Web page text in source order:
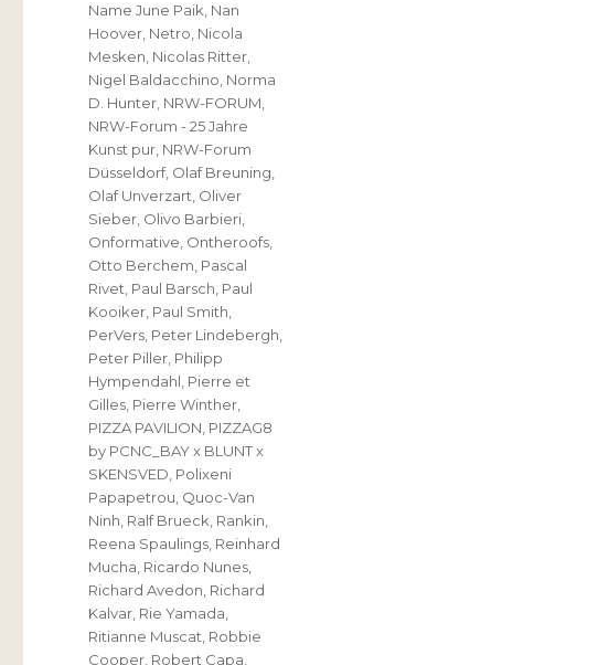
Name June Paik Nan
Hoover Netro Nicola
Mesken Nicolas Ritter
Nigel Baldacchino Norma
D. Hunter NRW-FORUM
NRW-Forum - 25 Jahre
Kunst pur NRW-Forum
Düsseldorf, Olaf Breuning
Olaf Unverzart Oliver
Sieber Olivo Barbieri
Onformative Ontheroofs
Otto Berchem Pascal
Rivet Paul Barsch Paul
Kooiker Paul Smith
PerVers Peter Lindebergh
Peter Piller Philipp
Hympendahl Pierre et
Gilles Pierre Winther
PIZZA PAVILION PIZZAG8
by PCNC_BAY x BLUNT x
SKENSVED Polixeni
Papapetrou Quoc-Van
Ninh Ralf Brueck Rankin
Reena Spaulings Reinhard
Mucha Ricardo Nunes
Richard Avedon Richard
Kalvar Rie Yamada
Ritianne Muscat Robbie
Cooper Robert Capa